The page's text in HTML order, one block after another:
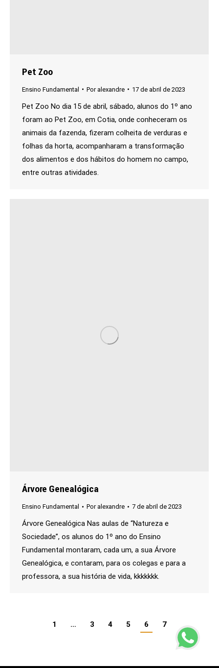
Pet Zoo
Ensino Fundamental Poralexandre 17 de abril de 2023
Pet Zoo No dia 15 de abril, sábado, alunos do 1º ano
foram ao Pet Zoo, em Cotia, onde conheceram os
animais da fazenda, fizeram colheita de verduras e
folhas da horta, acompanharam a transformação
dos alimentos e dos hábitos do homem no campo,
entre outras atividades.
Árvore Genealógica
Ensino Fundamental Poralexandre 7 de abril de 2023
Árvore Genealógica Nas aulas de “Natureza e
Sociedade”, os alunos do 1º ano do Ensino
Fundamental montaram, cada um, a sua Árvore
Genealógica, e contaram, para os colegas e para a
professora, a sua história de vida, kkkkkkk.
1 … 3 4 5 6 7